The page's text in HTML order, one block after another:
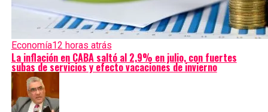
Economía12 horas atrás
La inflación en CABA saltó al 2,9% en julio, con fuertes
subas de servicios y efecto vacaciones de invierno